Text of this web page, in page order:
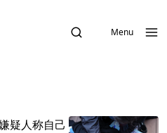
Menu
疑人称自己